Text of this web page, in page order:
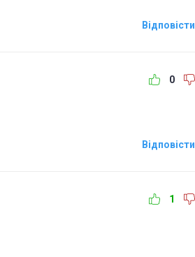
Відповісти
0
Відповісти
1